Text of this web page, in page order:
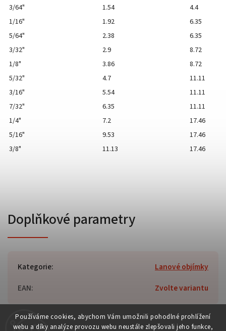
Používáme cookies, abychom Vám umožnili pohodlné prohlížení
webu a díky analýze provozu webu neustále zlepšovali jeho funkce,
3/64"
1.54
4.4
1/16"
1.92
6.35
5/64"
2.38
6.35
3/32"
2.9
8.72
1/8"
3.86
8.72
5/32"
4.7
11.11
3/16"
5.54
11.11
7/32"
6.35
11.11
1/4"
7.2
17.46
5/16"
9.53
17.46
3/8"
11.13 17.46
Doplňkové parametry
Kategorie:
Lanové objímky
EAN: Zvolte variantu